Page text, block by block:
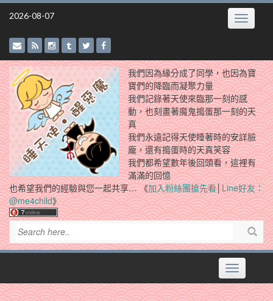
Skip
2026-08-07 Toggle
我們因為緣分成了同學，也因為寶
寶們的降臨而凝聚力量
我們記錄著天使來臨那一刻的感
動，也刻畫著魔鬼搗蛋那一刻的天
真
我們永遠記得天使睡著時的安詳臉
龐，還有搗蛋時的天真笑容
我們都希望數年後回頭看，這裡有
滿滿的回憶
也希望我們的經驗與您一起共享… 《加入粉絲團搶先看│Line好友：
@me4child》
Toggle
navigation